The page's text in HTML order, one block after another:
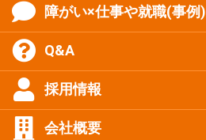
障がい×仕事や就職(事例)
Q&A
採用情報
会社概要